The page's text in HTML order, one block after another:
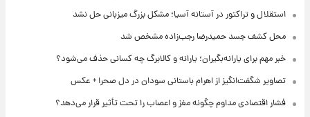
استقلال و تراکتور در آستانه آسیا؛ مشکل بزرگ میزبانی حل نشد
محل کشف جسد حمیدرضا رجب‌زاده مشخص شد
خبر مهم برای یارانه‌بگیران؛ یارانه و کالابرگ چه کسانی حذف می‌شود؟
تصاویر شگفت‌انگیز از اهرام باستانی سودان در دل صحرا + عکس
فشار اقتصادی مداوم چگونه مغز و اعصاب را تحت تأثیر قرار می‌دهد؟